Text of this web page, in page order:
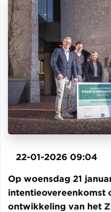
22-01-2026 09:04
Op woensdag 21
intentieovereenkomst
ontwikkeling van het